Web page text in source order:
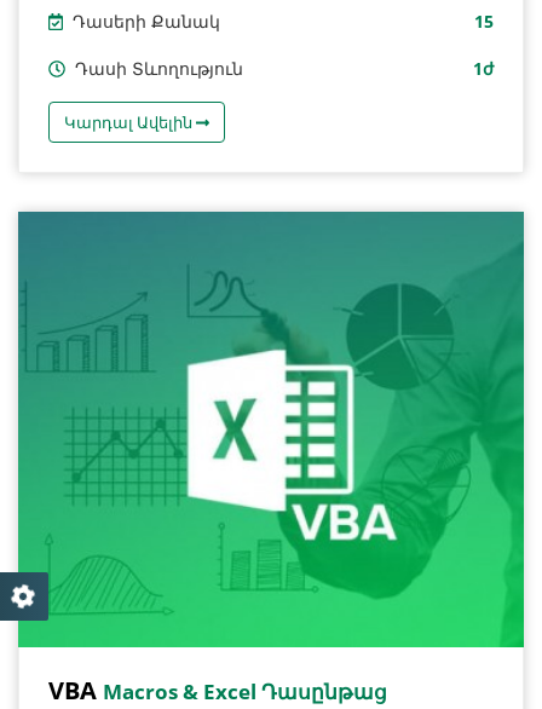
Դասերի Քանակ 15
Դասի Տևողություն 1ժ
Կարդալ Ավելին
VBA Macros & Excel Դասընթաց